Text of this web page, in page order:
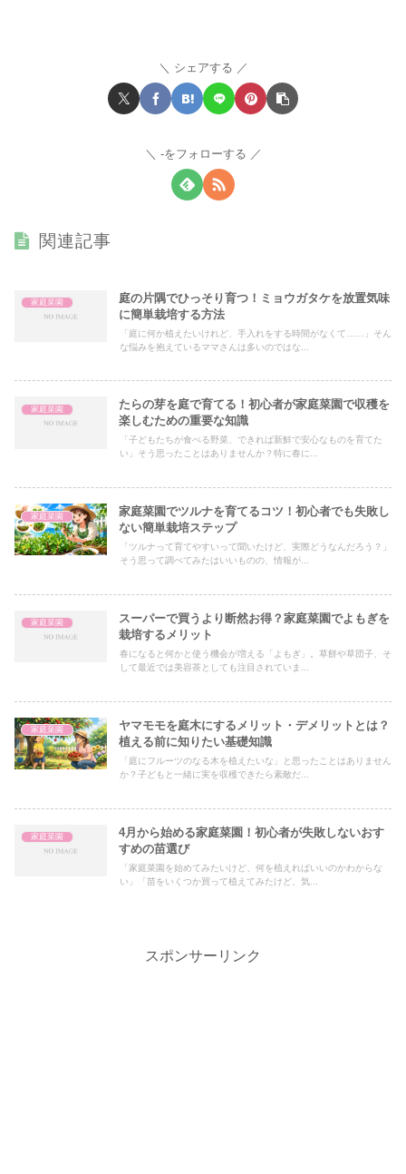
シェアする
-をフォローする
関連記事
家庭菜園
庭の片隅でひっそり育つ！ミョウガタケを放置気味
に簡単栽培する方法
「庭に何か植えたいけれど、手入れをする時間がなくて……」そん
な悩みを抱えているママさんは多いのではな...
家庭菜園
たらの芽を庭で育てる！初心者が家庭菜園で収穫を
楽しむための重要な知識
「子どもたちが食べる野菜、できれば新鮮で安心なものを育てた
い」そう思ったことはありませんか？特に春に...
家庭菜園
家庭菜園でツルナを育てるコツ！初心者でも失敗し
ない簡単栽培ステップ
「ツルナって育てやすいって聞いたけど、実際どうなんだろう？」
そう思って調べてみたはいいものの、情報が...
家庭菜園
スーパーで買うより断然お得？家庭菜園でよもぎを
栽培するメリット
春になると何かと使う機会が増える「よもぎ」。草餅や草団子、そ
して最近では美容茶としても注目されていま...
家庭菜園
ヤマモモを庭木にするメリット・デメリットとは？
植える前に知りたい基礎知識
「庭にフルーツのなる木を植えたいな」と思ったことはありません
か？子どもと一緒に実を収穫できたら素敵だ...
家庭菜園
4月から始める家庭菜園！初心者が失敗しないおす
すめの苗選び
「家庭菜園を始めてみたいけど、何を植えればいいのかわからな
い」「苗をいくつか買って植えてみたけど、気...
スポンサーリンク